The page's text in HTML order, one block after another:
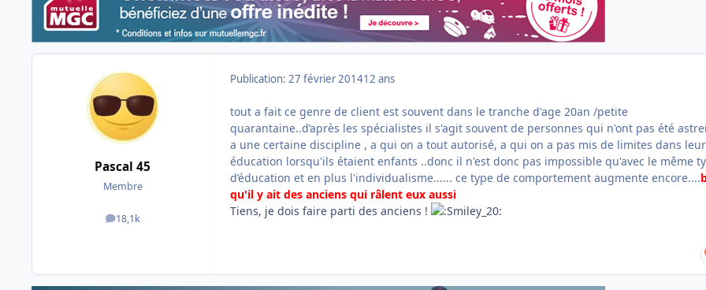
Pascal 45
Membre
18,1k
messages
Publication: 27 février 201412 ans
tout a fait ce genre de client est souvent dans le tranche d'age 20an /petite
quarantaine..d’après les spécialistes il s'agit souvent de personnes qui n'ont pas été
a une certaine discipline , a qui on a tout autorisé, a qui on a pas mis de limites dans leur
éducation lorsqu'ils étaient enfants ..donc il n'est donc pas impossible qu'avec le même
d’éducation et en plus l'individualisme...... ce type de comportement augmente encore....
qu'il y ait des anciens qui râlent eux aussi
Tiens, je dois faire parti des anciens !